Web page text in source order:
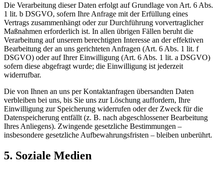
Die Verarbeitung dieser Daten erfolgt auf Grundlage von Art. 6 Abs.
1 lit. b DSGVO, sofern Ihre Anfrage mit der Erfüllung eines
Vertrags zusammenhängt oder zur Durchführung vorvertraglicher
Maßnahmen erforderlich ist. In allen übrigen Fällen beruht die
Verarbeitung auf unserem berechtigten Interesse an der effektiven
Bearbeitung der an uns gerichteten Anfragen (Art. 6 Abs. 1 lit. f
DSGVO) oder auf Ihrer Einwilligung (Art. 6 Abs. 1 lit. a DSGVO)
sofern diese abgefragt wurde; die Einwilligung ist jederzeit
widerrufbar.
Die von Ihnen an uns per Kontaktanfragen übersandten Daten
verbleiben bei uns, bis Sie uns zur Löschung auffordern, Ihre
Einwilligung zur Speicherung widerrufen oder der Zweck für die
Datenspeicherung entfällt (z. B. nach abgeschlossener Bearbeitung
Ihres Anliegens). Zwingende gesetzliche Bestimmungen –
insbesondere gesetzliche Aufbewahrungsfristen – bleiben unberührt.
5. Soziale Medien